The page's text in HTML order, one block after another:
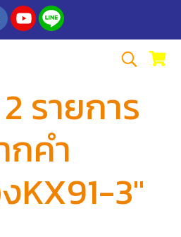
รายการ
กคำ
KX91-3"